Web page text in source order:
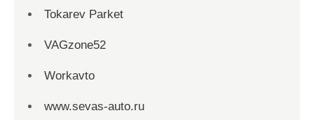
Tokarev Parket
VAGzone52
Workavto
www.sevas-auto.ru